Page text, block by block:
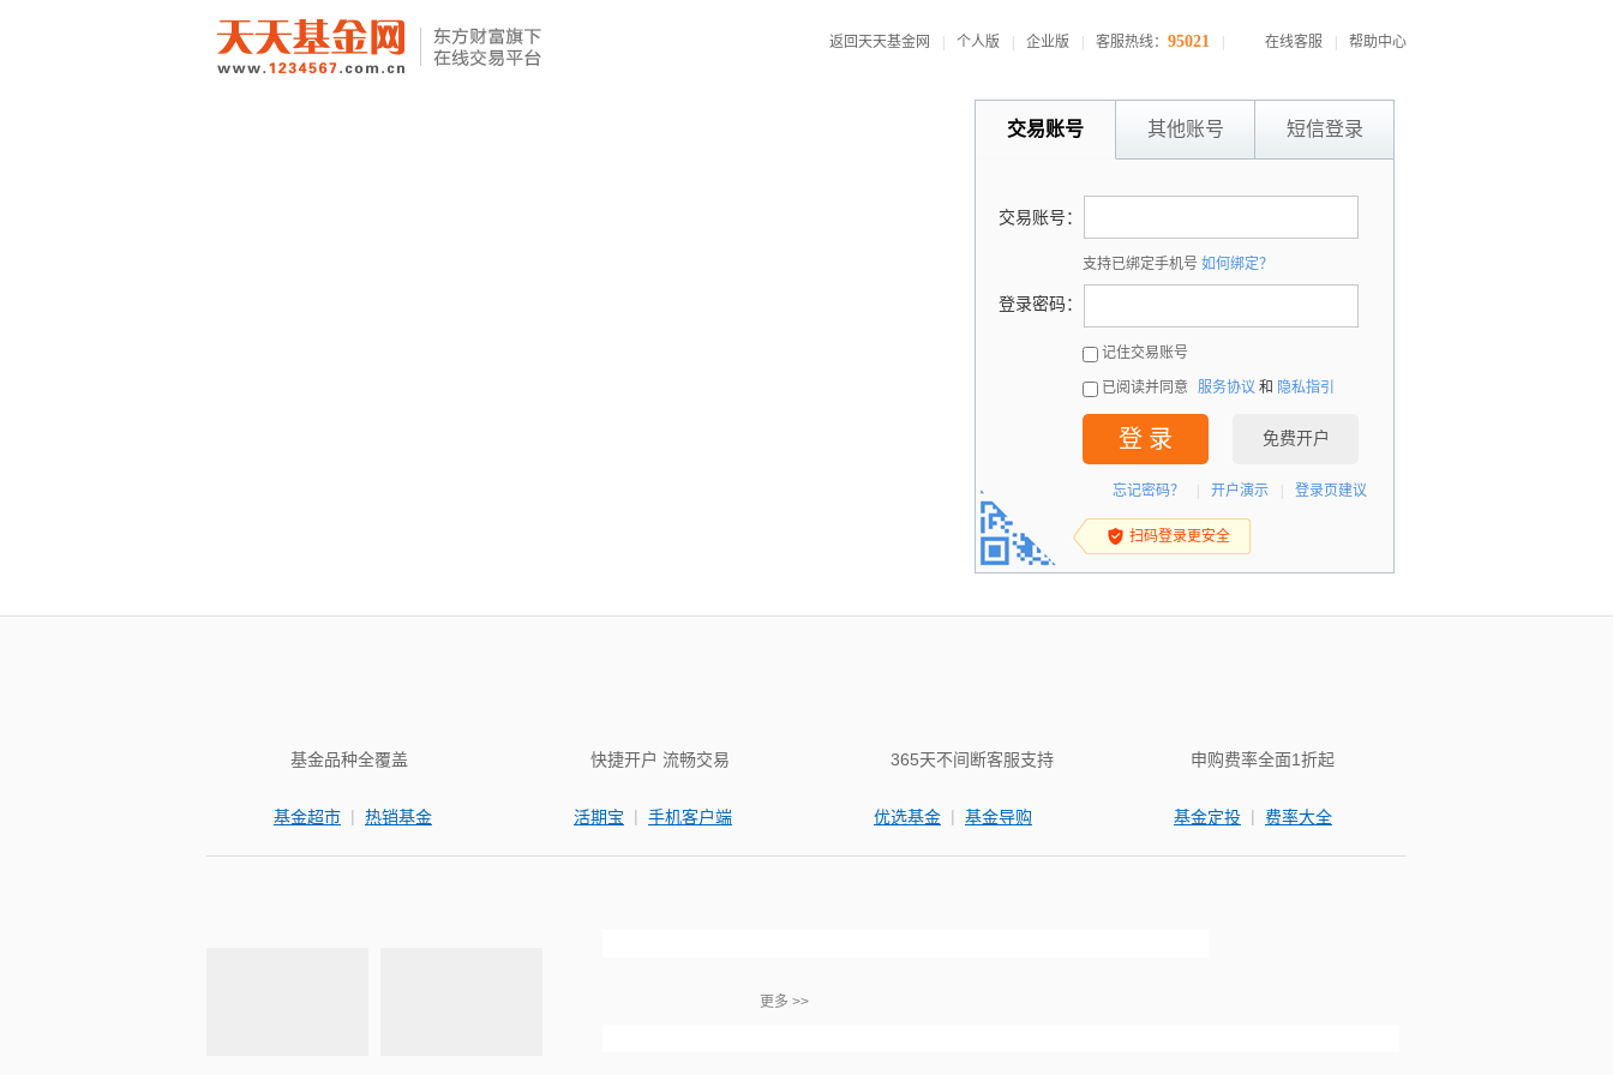
返回天天基金网 个人版 企业版 客服热线： 95021 在线客服 帮助中心
交易账号 其他账号 短信登录
交易账号：
支持已绑定手机号 如何绑定？
登录密码：
记住交易账号
已阅读并同意 服务协议 和 隐私指引
登 录 免费开户
忘记密码？ 开户演示 登录页建议
扫码登录更安全
基金品种全覆盖
基金超市 | 热销基金
快捷开户 流畅交易
活期宝 | 手机客户端
365天不间断客服支持
优选基金 | 基金导购
申购费率全面1折起
基金定投 | 费率大全
更多 >>